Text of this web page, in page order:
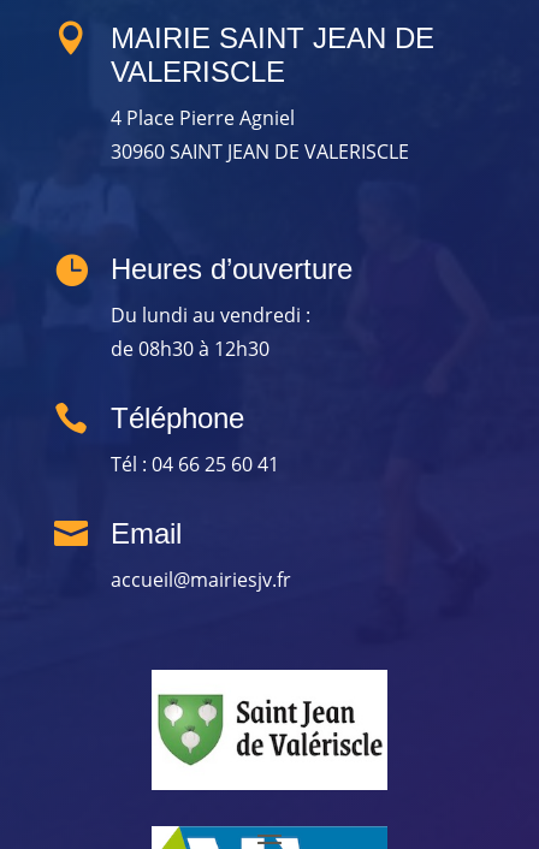

MAIRIE SAINT JEAN DE
VALERISCLE
4 Place Pierre Agniel
30960 SAINT JEAN DE VALERISCLE
 Heures d’ouverture
Du lundi au vendredi :
de 08h30 à 12h30
 Téléphone
Tél : 04 66 25 60 41
 Email
accueil@mairiesjv.fr